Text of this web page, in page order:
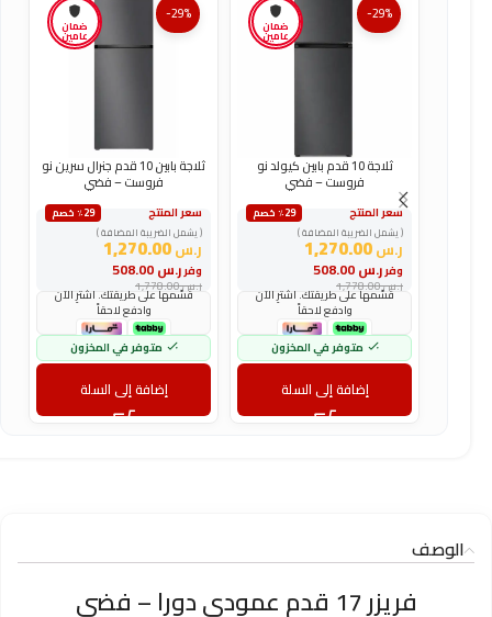
ضمان
عامين
-29%
ثلاجة 10 قدم بابين كيولد نو
فروست – فضي
سعر المنتج
٪29 خصم
( يشمل الضريبة المضافة )
ر.س1,270.00
وفرر.س
ر.س1,778.00
قسّمها على طريقتك. اشترِ الآن
وادفع لاحقاً
متوفر في المخزون
إضافة إلى السلة
ضمان
عامين
-29%
ثلاجة بابين 10 قدم جنرال سرين نو
فروست – فضي
سعر المنتج
٪29 خصم
( يشمل الضريبة المضافة )
ر.س1,270.00
وفرر.س
ر.س1,778.00
قسّمها على طريقتك. اشترِ الآن
وادفع لاحقاً
متوفر في المخزون
إضافة إلى السلة
الوصف
فريزر 17 قدم عمودي دورا – فضي